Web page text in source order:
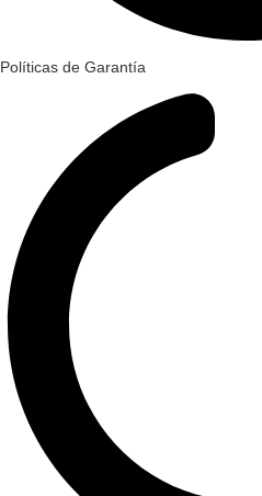
Políticas de Garantía